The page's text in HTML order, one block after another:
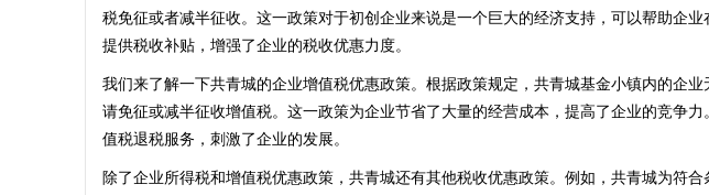
税免征或者减半征收。这一政策对于初创企业来说是一个巨大的经济支持，可以帮助企
提供税收补贴，增强了企业的税收优惠力度。
我们来了解一下共青城的企业增值税优惠政策。根据政策规定，共青城基金小镇内的企
请免征或减半征收增值税。这一政策为企业节省了大量的经营成本，提高了企业的竞争
值税退税服务，刺激了企业的发展。
除了企业所得税和增值税优惠政策，共青城还有其他税收优惠政策。例如，共青城为符